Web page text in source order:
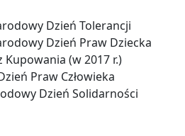
Dzień Tolerancji
Dzień Praw Dziecka
(w 2017 r.)
Praw Człowieka
Dzień Solidarności